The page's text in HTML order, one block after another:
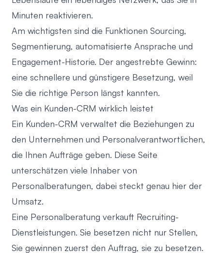
Minuten reaktivieren.
Am wichtigsten sind die Funktionen Sourcing,
Segmentierung, automatisierte Ansprache und
Engagement-Historie. Der angestrebte Gewinn:
eine schnellere und günstigere Besetzung, weil
Sie die richtige Person längst kannten.
Was ein Kunden-CRM wirklich leistet
Ein Kunden-CRM verwaltet die Beziehungen zu
den Unternehmen und Personalverantwortlichen,
die Ihnen Aufträge geben. Diese Seite
unterschätzen viele Inhaber von
Personalberatungen, dabei steckt genau hier der
Umsatz.
Eine Personalberatung verkauft Recruiting-
Dienstleistungen. Sie besetzen nicht nur Stellen,
Sie gewinnen zuerst den Auftrag, sie zu besetzen.